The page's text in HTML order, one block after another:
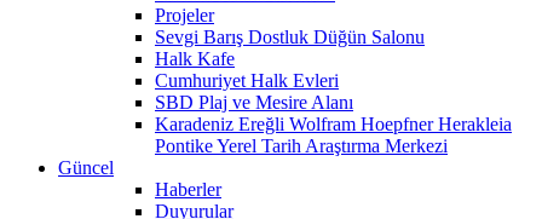
Projeler
Sevgi Barış Dostluk Düğün Salonu
Halk Kafe
Cumhuriyet Halk Evleri
SBD Plaj ve Mesire Alanı
Karadeniz Ereğli Wolfram Hoepfner Herakleia
Pontike Yerel Tarih Araştırma Merkezi
Güncel
Haberler
Duyurular